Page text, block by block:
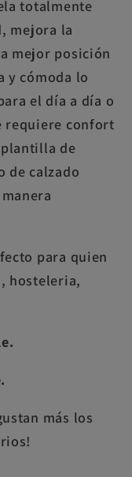
totalmente
mejora la
mejor posición
y cómoda lo
el día a día o
requiere confort
de
de calzado
para quien
hosteleria,
más los